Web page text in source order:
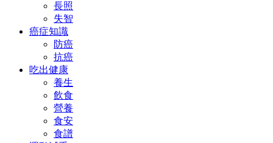
長照
失智
癌症知識
防癌
抗癌
吃出健康
養生
飲食
營養
食安
食譜